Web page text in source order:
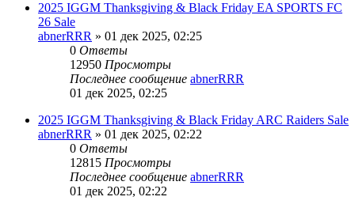
2025 IGGM Thanksgiving & Black Friday EA SPORTS FC
26 Sale
abnerRRR » 01 дек 2025, 02:25
0 Ответы
12950 Просмотры
Последнее сообщение abnerRRR
01 дек 2025, 02:25
2025 IGGM Thanksgiving & Black Friday ARC Raiders Sale
abnerRRR » 01 дек 2025, 02:22
0 Ответы
12815 Просмотры
Последнее сообщение abnerRRR
01 дек 2025, 02:22